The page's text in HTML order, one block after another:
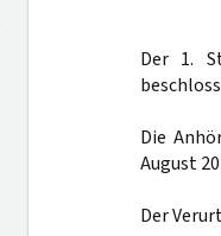
Der 1.
Die
August
Der